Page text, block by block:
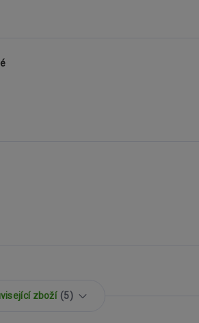
zboží 5